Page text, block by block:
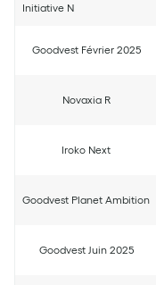
Initiative N
Goodvest Février 2025
Novaxia R
Iroko Next
Goodvest Planet Ambition
Goodvest Juin 2025